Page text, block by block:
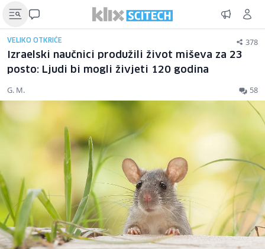
VELIKO OTKRIĆE 378
Izraelski naučnici produžili život miševa za 23
posto: Ljudi bi mogli živjeti 120 godina
G. M. 58